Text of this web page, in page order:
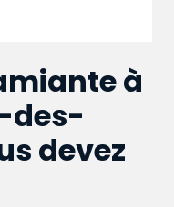
à
des-
devez